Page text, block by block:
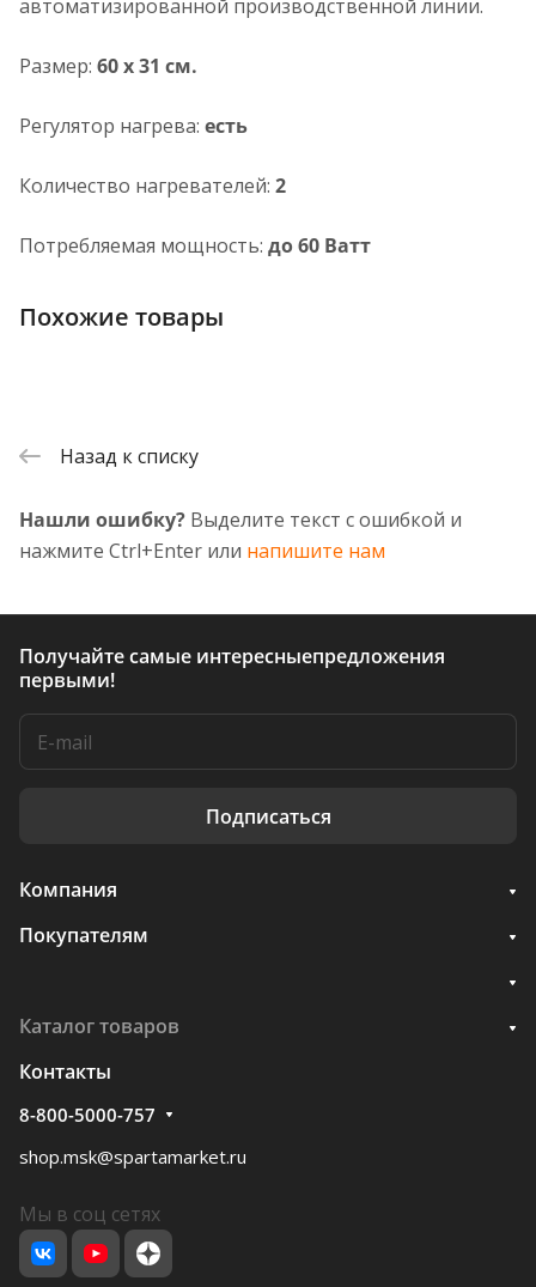
автоматизированной производственной линии.
Размер: 60 x 31 см.
Регулятор нагрева: есть
Количество нагревателей: 2
Потребляемая мощность: до 60 Ватт
Похожие товары
Назад к списку
Нашли ошибку? Выделите текст с ошибкой и
нажмите Ctrl+Enter или напишите нам
Получайте самые интересныепредложения
первыми!
Подписаться
Компания
Покупателям
Каталог товаров
Контакты
8-800-5000-757
shop.msk@spartamarket.ru
Мы в соц сетях